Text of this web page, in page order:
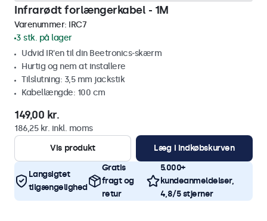
Infrarødt forlængerkabel - 1M
Varenummer: IRC7
3 stk. på lager
Udvid IR'en til din Beetronics-skærm
Hurtig og nem at installere
Tilslutning: 3,5 mm jackstik
Kabellængde: 100 cm
149,00 kr.
186,25 kr. inkl. moms
Vis produkt
Læg i indkøbskurven
Langsigtet
tilgængelighed
Gratis
fragt og
retur
5.000+
kundeanmeldelser,
4,8/5 stjerner